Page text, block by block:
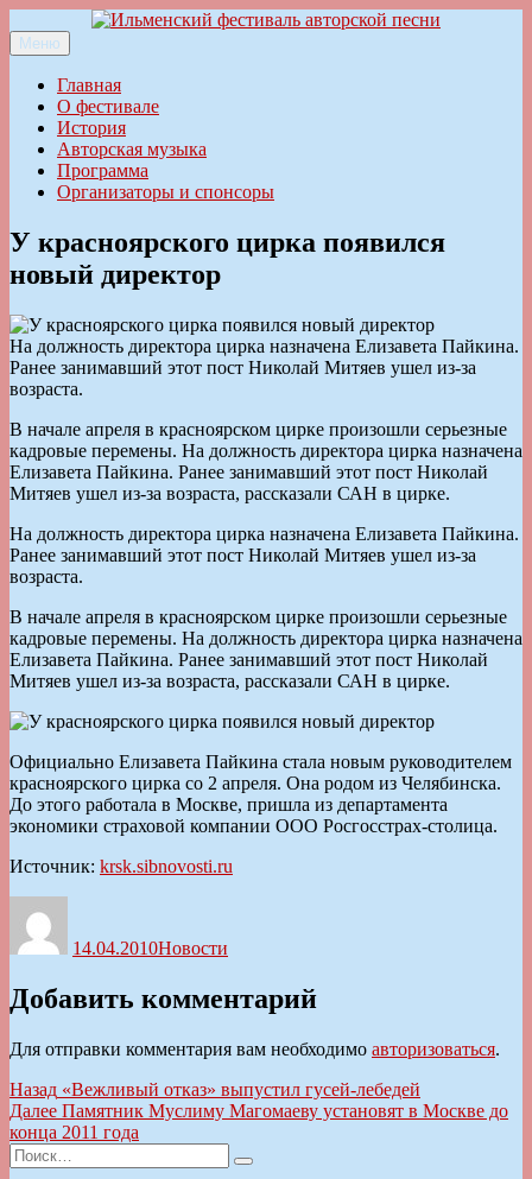
к
содержимому
Ильменский фестиваль авторской песни
Меню
Главная
О фестивале
История
Авторская музыка
Программа
Организаторы и спонсоры
У красноярского цирка появился
новый директор
На должность директора цирка назначена Елизавета Пайкина.
Ранее занимавший этот пост Николай Митяев ушел из-за
возраста.
В начале апреля в красноярском цирке произошли серьезные
кадровые перемены. На должность директора цирка назначена
Елизавета Пайкина. Ранее занимавший этот пост Николай
Митяев ушел из-за возраста, рассказали САН в цирке.
На должность директора цирка назначена Елизавета Пайкина.
Ранее занимавший этот пост Николай Митяев ушел из-за
возраста.
В начале апреля в красноярском цирке произошли серьезные
кадровые перемены. На должность директора цирка назначена
Елизавета Пайкина. Ранее занимавший этот пост Николай
Митяев ушел из-за возраста, рассказали САН в цирке.
Официально Елизавета Пайкина стала новым руководителем
красноярского цирка со 2 апреля. Она родом из Челябинска.
До этого работала в Москве, пришла из департамента
экономики страховой компании ООО Росгосстрах-столица.
Источник: krsk.sibnovosti.ru
14.04.2010Новости
Добавить комментарий
Для отправки комментария вам необходимо авторизоваться.
Навигация
по
записям
Назад Предыдущая
запись:
«Вежливый отказ» выпустил гусей-лебедей
Далее Следующая
запись:
Памятник Муслиму Магомаеву установят в Москве до
конца 2011 года
Искать:
Поиск